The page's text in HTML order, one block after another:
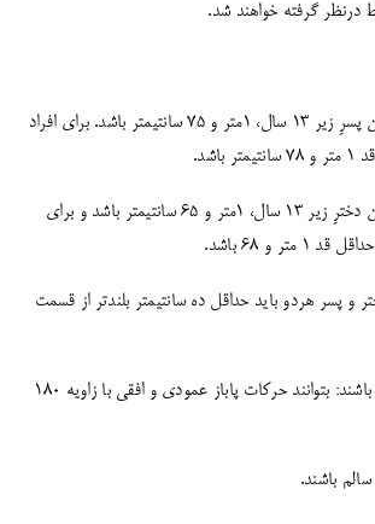
درنظر گرفته خواهند شد.
۱- حداقل قد دانشجویان پسرِ زیر 13 سال، 1متر و ۷۵ سانتیمتر باشد. برای افراد
۲- حداقل قد دانشجویان دخترِ زیر 13 سال، ۱متر و ۶۵ سانتیمتر باشد و برای
و پسر هردو باید حداقل ده سانتیمتر بلندتر از قسمت
۴-باید پاها انعطاف‌پذیر باشند: بتوانند حرکات پاباز عمودی و افقی با زاویه 180